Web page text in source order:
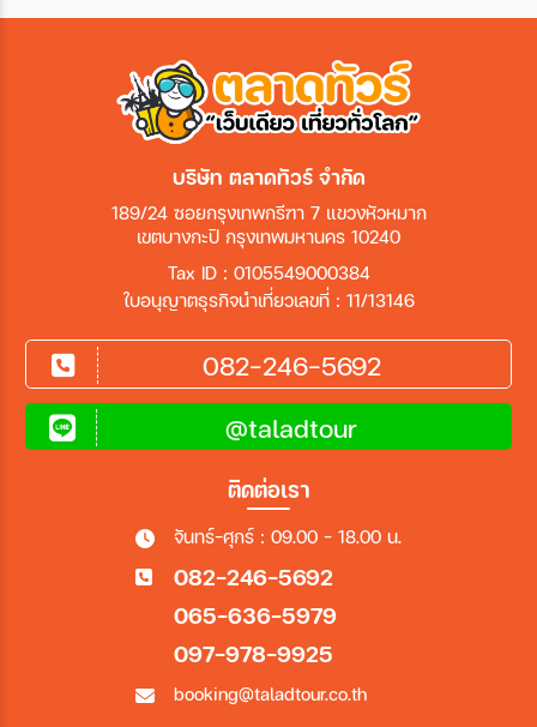
บริษัท ตลาดทัวร์ จำกัด
189/24 ซอยกรุงเทพกรีฑา 7 แขวงหัวหมาก
เขตบางกะปิ กรุงเทพมหานคร 10240
Tax ID : 0105549000384
ใบอนุญาตธุรกิจนำเที่ยวเลขที่ : 11/13146
082-246-5692
@taladtour
ติดต่อเรา
จันทร์-ศุกร์ : 09.00 - 18.00 น.
082-246-5692
065-636-5979
097-978-9925
booking@taladtour.co.th